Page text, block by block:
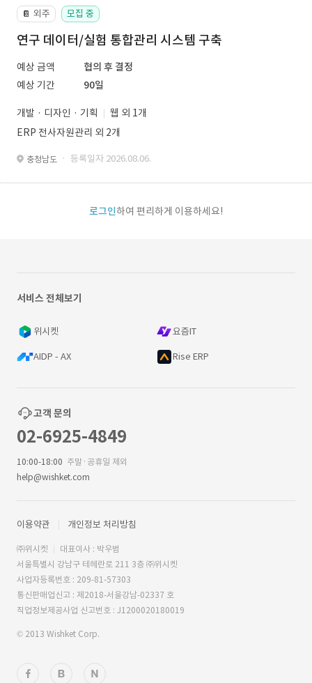
📔 외주 모집 중
연구 데이터/실험 통합관리 시스템 구축
예상 금액
협의 후 결정
예상 기간
90일
개발 · 디자인 · 기획
웹 외 1개
ERP 전사자원관리 외 2개
충청남도 · 등록일자 2026.08.06.
로그인하여 편리하게 이용하세요!
서비스 전체보기
위시켓 요즘IT
AIDP - AX Rise ERP
고객 문의
02-6925-4849
10:00-18:00 주말·공휴일 제외
help@wishket.com
이용약관 개인정보 처리방침
㈜위시켓
대표이사 : 박우범
서울특별시 강남구 테헤란로 211 3층 ㈜위시켓
사업자등록번호 : 209-81-57303
통신판매업신고 : 제2018-서울강남-02337 호
직업정보제공사업 신고번호 : J1200020180019
© 2013 Wishket Corp.